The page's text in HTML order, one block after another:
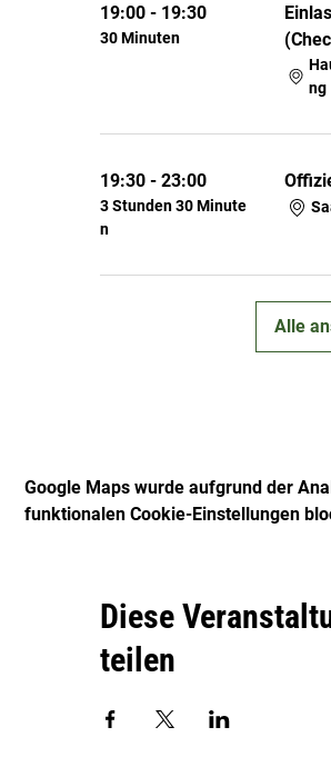
19:00 - 19:30
30 Minuten
ng
19:30 - 23:00
3 Stunden 30 Minute
n
Alle
Google Maps wurde aufgrund der
funktionalen Cookie-Einstellungen
Diese
teilen